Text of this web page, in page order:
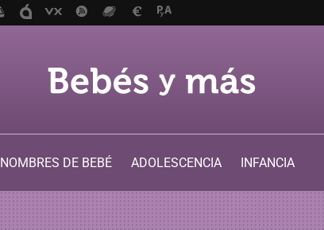
NOMBRES DE BEBÉ ADOLESCENCIA
INFANCIA